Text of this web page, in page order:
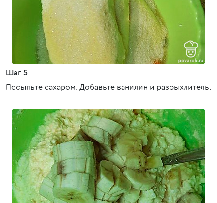
Шаг 5
Посыпьте сахаром. Добавьте ванилин и разрыхлитель.